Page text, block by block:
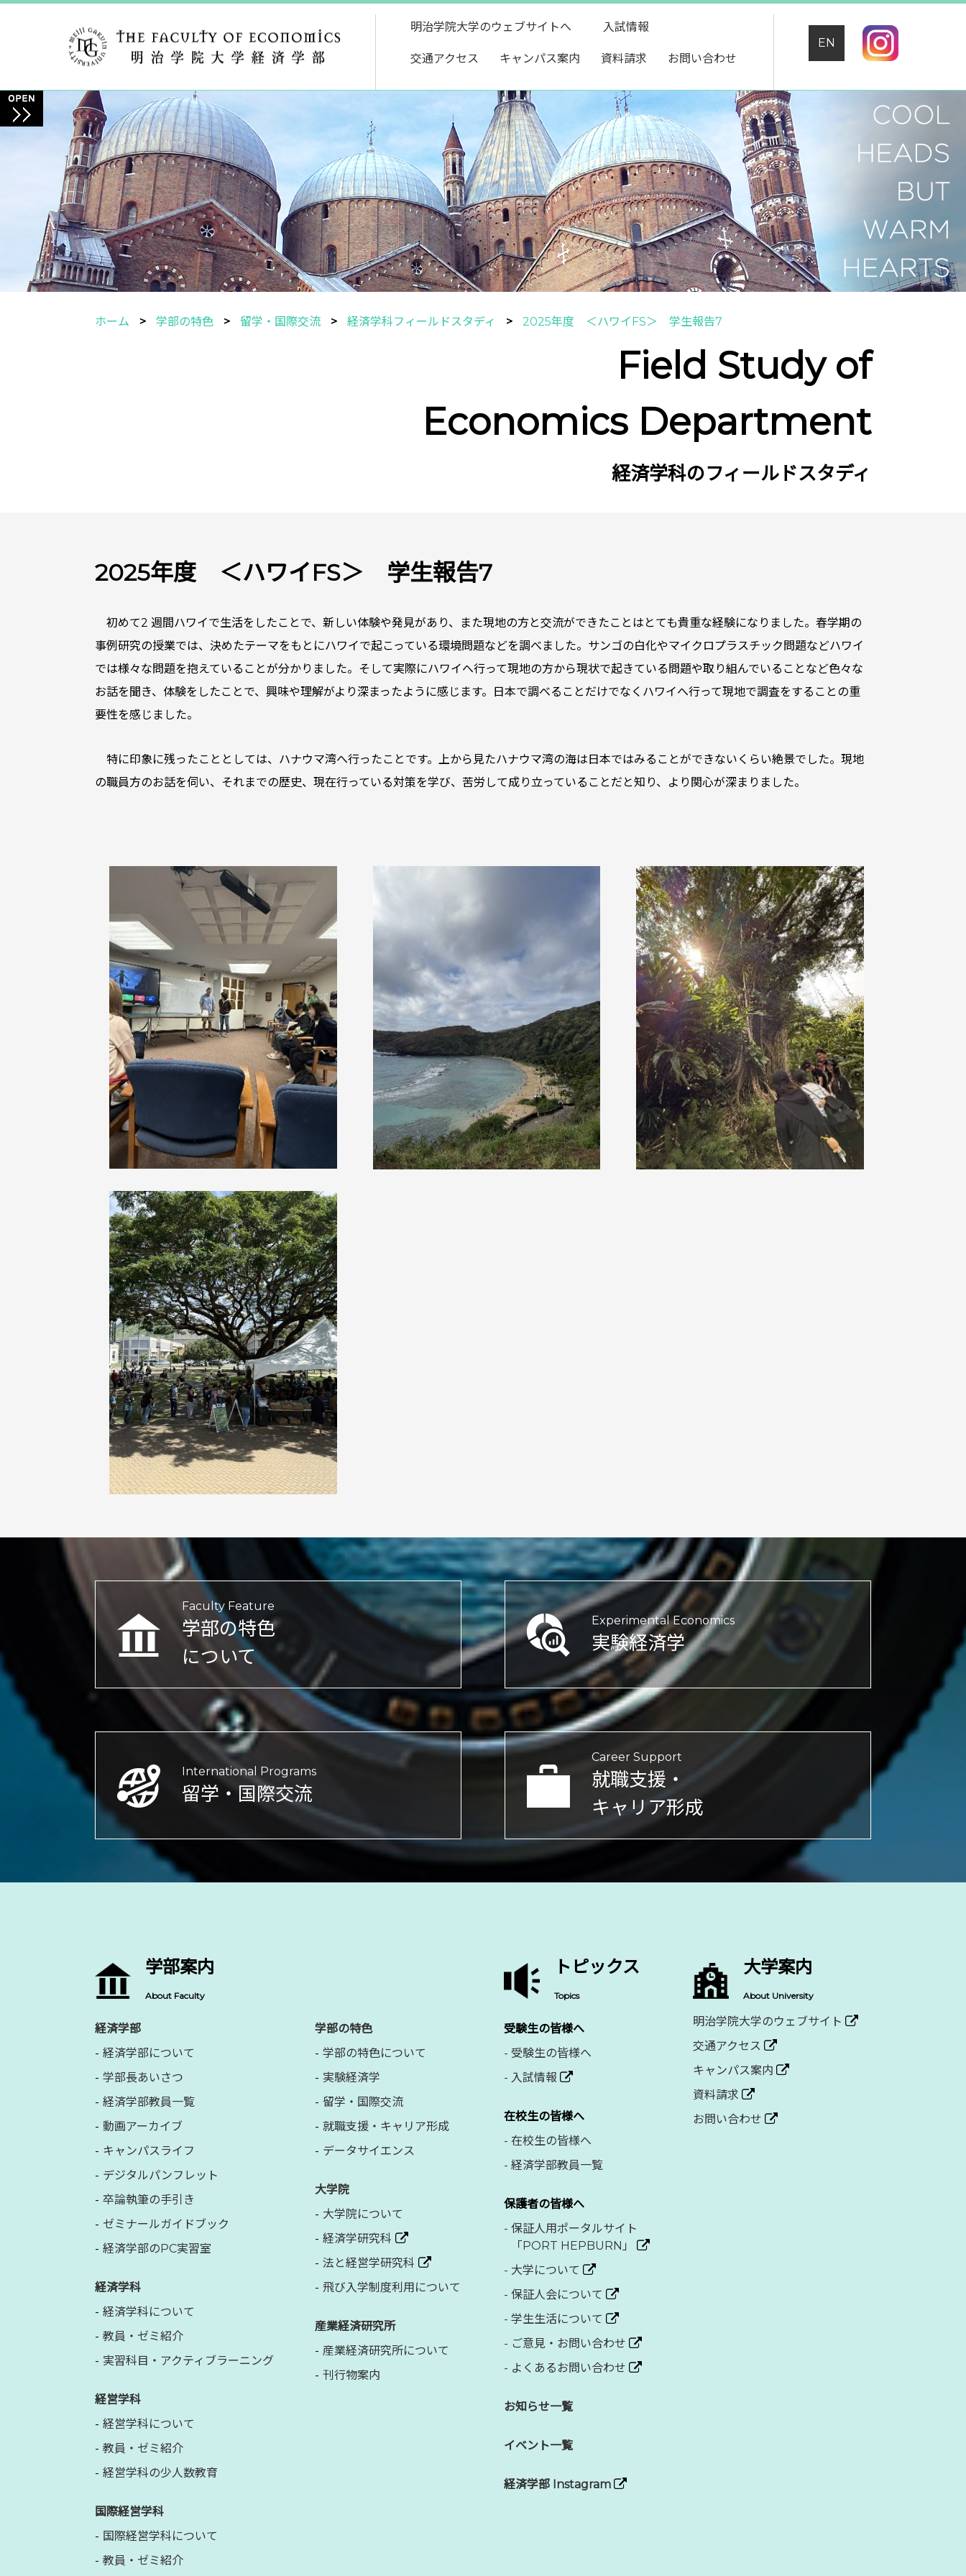
明治学院大学のウェブサイトへ 入試情報
交通アクセス キャンパス案内 資料請求 お問い合わせ
EN
ホーム 学部の特色 留学・国際交流 経済学科フィールドスタディ 2025年度 ＜ハワイFS＞ 学生報告7
Field Study of
Economics Department
経済学科のフィールドスタディ
2025年度 ＜ハワイFS＞ 学生報告7
初めて2 週間ハワイで生活をしたことで、新しい体験や発見があり、また現地の方と交流ができたことはとても貴重な経験になりました。春学期の
事例研究の授業では、決めたテーマをもとにハワイで起こっている環境問題などを調べました。サンゴの白化やマイクロプラスチック問題などハワイ
では様々な問題を抱えていることが分かりました。そして実際にハワイへ行って現地の方から現状で起きている問題や取り組んでいることなど色々な
お話を聞き、体験をしたことで、興味や理解がより深まったように感じます。日本で調べることだけでなくハワイへ行って現地で調査をすることの重
要性を感じました。
特に印象に残ったこととしては、ハナウマ湾へ行ったことです。上から見たハナウマ湾の海は日本ではみることができないくらい絶景でした。現地
の職員方のお話を伺い、それまでの歴史、現在行っている対策を学び、苦労して成り立っていることだと知り、より関心が深まりました。
Faculty Feature
学部の特色
について
Experimental Economics
実験経済学
International Programs
留学・国際交流
Career Support
就職支援・
キャリア形成
学部案内
About Faculty
経済学部
経済学部について
学部長あいさつ
経済学部教員一覧
動画アーカイブ
キャンパスライフ
デジタルパンフレット
卒論執筆の手引き
ゼミナールガイドブック
経済学部のPC実習室
経済学科
経済学科について
教員・ゼミ紹介
実習科目・アクティブラーニング
経営学科
経営学科について
教員・ゼミ紹介
経営学科の少人数教育
国際経営学科
国際経営学科について
教員・ゼミ紹介
学部の特色
学部の特色について
実験経済学
留学・国際交流
就職支援・キャリア形成
データサイエンス
大学院
大学院について
経済学研究科
法と経営学研究科
飛び入学制度利用について
産業経済研究所
産業経済研究所について
刊行物案内
トピックス
Topics
受験生の皆様へ
- 受験生の皆様へ
- 入試情報
在校生の皆様へ
- 在校生の皆様へ
- 経済学部教員一覧
保護者の皆様へ
- 保証人用ポータルサイト
「PORT HEPBURN」
- 大学について
- 保証人会について
- 学生生活について
- ご意見・お問い合わせ
- よくあるお問い合わせ
お知らせ一覧
イベント一覧
経済学部 Instagram
大学案内
About University
明治学院大学のウェブサイト
交通アクセス
キャンパス案内
資料請求
お問い合わせ